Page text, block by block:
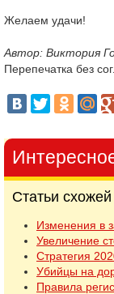
Желаем удачи!
Автор: Виктория
Перепечатка без
Статьи
Изменения в
Увеличение
Стратегия
Убийцы на
Правила